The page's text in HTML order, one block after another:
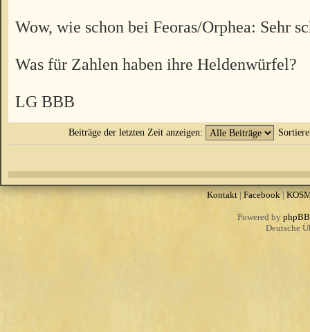
Wow, wie schon bei Feoras/Orphea: Sehr
Was für Zahlen haben ihre Heldenwürfel?
LG BBB
Beiträge der letzten Zeit anzeigen:
Kontakt|Facebook|
Powered by phpBB
Deutsche